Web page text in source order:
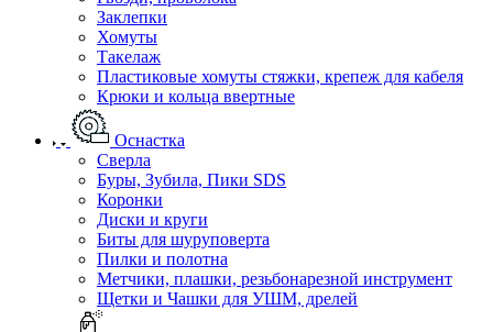
Заклепки
Хомуты
Такелаж
Пластиковые хомуты стяжки, крепеж для кабеля
Крюки и кольца ввертные
Оснастка
Сверла
Буры, Зубила, Пики SDS
Коронки
Диски и круги
Биты для шуруповерта
Пилки и полотна
Метчики, плашки, резьбонарезной инструмент
Щетки и Чашки для УШМ, дрелей